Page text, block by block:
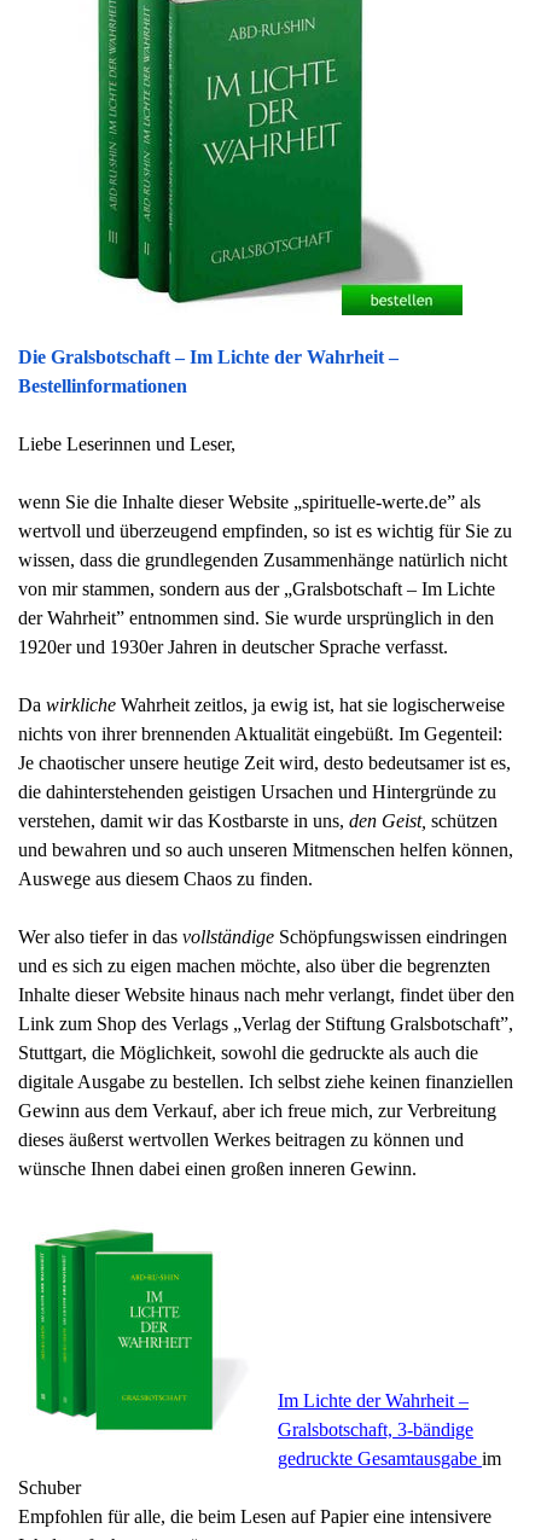
Die Gralsbotschaft – Im Lichte der Wahrheit –
Bestellinformationen
Liebe Leserinnen und Leser,
wenn Sie die Inhalte dieser Website „spirituelle-werte.de” als
wertvoll und überzeugend empfinden, so ist es wichtig für Sie zu
wissen, dass die grundlegenden Zusammenhänge natürlich nicht
von mir stammen, sondern aus der „Gralsbotschaft – Im Lichte
der Wahrheit” entnommen sind. Sie wurde ursprünglich in den
1920er und 1930er Jahren in deutscher Sprache verfasst.
Da wirkliche Wahrheit zeitlos, ja ewig ist, hat sie logischerweise
nichts von ihrer brennenden Aktualität eingebüßt. Im Gegenteil:
Je chaotischer unsere heutige Zeit wird, desto bedeutsamer ist es,
die dahinterstehenden geistigen Ursachen und Hintergründe zu
verstehen, damit wir das Kostbarste in uns, den Geist, schützen
und bewahren und so auch unseren Mitmenschen helfen können,
Auswege aus diesem Chaos zu finden.
Wer also tiefer in das vollständige Schöpfungswissen eindringen
und es sich zu eigen machen möchte, also über die begrenzten
Inhalte dieser Website hinaus nach mehr verlangt, findet über den
Link zum Shop des Verlags „Verlag der Stiftung Gralsbotschaft”,
Stuttgart, die Möglichkeit, sowohl die gedruckte als auch die
digitale Ausgabe zu bestellen. Ich selbst ziehe keinen finanziellen
Gewinn aus dem Verkauf, aber ich freue mich, zur Verbreitung
dieses äußerst wertvollen Werkes beitragen zu können und
wünsche Ihnen dabei einen großen inneren Gewinn.
Im Lichte der Wahrheit –
Gralsbotschaft, 3-bändige
gedruckte Gesamtausgabe im
Schuber
Empfohlen für alle, die beim Lesen auf Papier eine intensivere